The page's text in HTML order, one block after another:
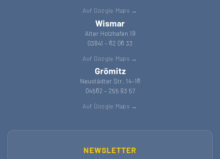
Auf Google Maps →
Wismar
Alter Holzhafen 19
03841 – 62 06 33
Auf Google Maps →
Grömitz
Neustädter Str. 14–16
04562 – 255 83 57
Auf Google Maps →
NEWSLETTER